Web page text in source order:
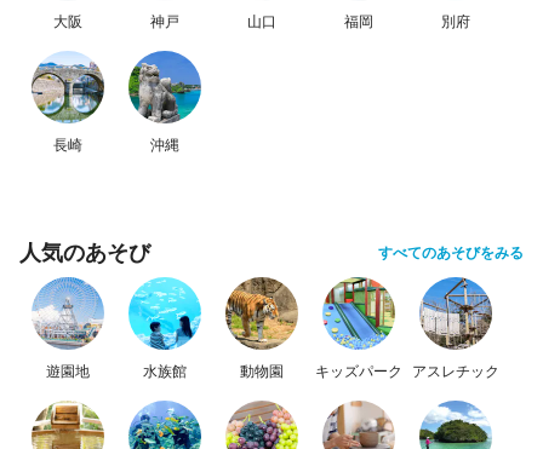
大阪 神戸 山口 福岡 別府
長崎 沖縄
人気のあそび すべてのあそびをみる
遊園地 水族館 動物園 キッズパーク アスレチック